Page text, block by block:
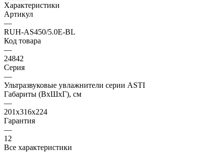
Характеристики
Артикул
—
RUH-AS450/5.0E-BL
Код товара
—
24842
Серия
—
Ультразвуковые увлажнители серии ASTI
Габариты (ВхШхГ), см
—
201x316x224
Гарантия
—
12
Все характеристики